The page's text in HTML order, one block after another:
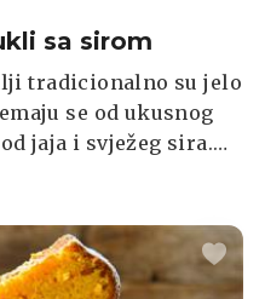
sa sirom
tradicionalno su jelo
se od ukusnog
jaja i svježeg sira.